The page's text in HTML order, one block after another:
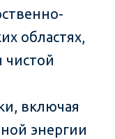
областях,
чистой
включая
энергии